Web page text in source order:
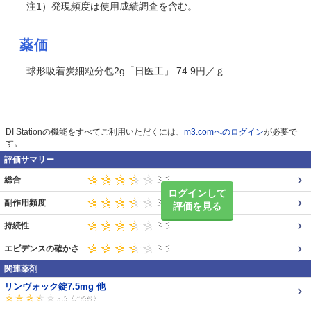
注1）発現頻度は使用成績調査を含む。
薬価
球形吸着炭細粒分包2g「日医工」 74.9円／ｇ
DI Stationの機能をすべてご利用いただくには、 m3.comへのログインが必要で
す。
評価サマリー
ログインして
評価を見る
総合
副作用頻度
持続性
エビデンスの確かさ
関連薬剤
リンヴォック錠7.5mg 他